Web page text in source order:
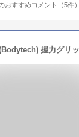
おすすめコメント（5件）